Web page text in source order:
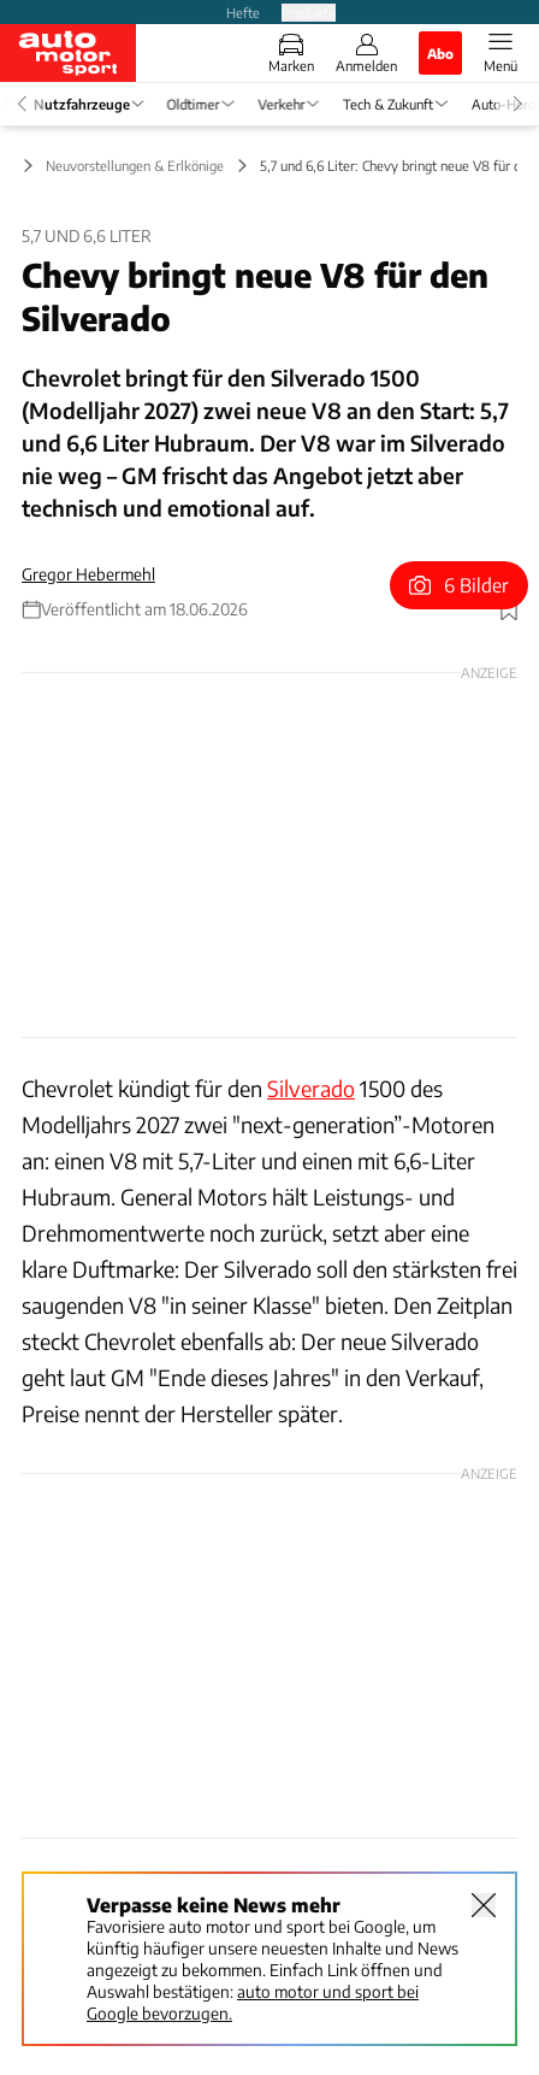
Hefte
Marken Anmelden
Abo
Menü
Nutzfahrzeuge Oldtimer Verkehr Tech & Zukunft Auto-
Neuvorstellungen & Erlkönige 5,7 und 6,6 Liter: Chevy bringt neue V8 für
5,7 UND 6,6 LITER
Chevy bringt neue V8 für den
Silverado
Chevrolet bringt für den Silverado 1500
(Modelljahr 2027) zwei neue V8 an den Start: 5,7
und 6,6 Liter Hubraum. Der V8 war im Silverado
nie weg – GM frischt das Angebot jetzt aber
technisch und emotional auf.
Gregor Hebermehl
Veröffentlicht am 18.06.2026
Foto: Chevrolet
6 Bilder
ANZEIGE
Chevrolet kündigt für den Silverado1500 des
Modelljahrs 2027 zwei "next-generation”-Motoren
an: einen V8 mit 5,7-Liter und einen mit 6,6-Liter
Hubraum. General Motors hält Leistungs- und
Drehmomentwerte noch zurück, setzt aber eine
klare Duftmarke: Der Silverado soll den stärksten frei
saugenden V8 "in seiner Klasse" bieten. Den Zeitplan
steckt Chevrolet ebenfalls ab: Der neue Silverado
geht laut GM "Ende dieses Jahres" in den Verkauf,
Preise nennt der Hersteller später.
ANZEIGE
Verpasse keine News mehr
Favorisiere auto motor und sport bei Google, um
künftig häufiger unsere neuesten Inhalte und News
angezeigt zu bekommen. Einfach Link öffnen und
Auswahl bestätigen:auto motor und sport bei
Google bevorzugen.